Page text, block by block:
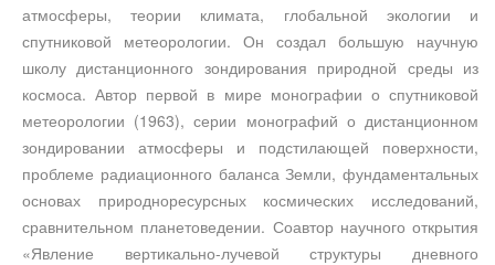
атмосферы, теории климата, глобальной экологии и
спутниковой метеорологии. Он создал большую научную
школу дистанционного зондирования природной среды из
космоса. Автор первой в мире монографии о спутниковой
метеорологии (1963), серии монографий о дистанционном
зондировании атмосферы и подстилающей поверхности,
проблеме радиационного баланса Земли, фундаментальных
основах природноресурсных космических исследований,
сравнительном планетоведении. Соавтор научного открытия
«Явление вертикально-лучевой структуры дневного